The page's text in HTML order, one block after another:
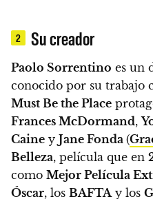
2 Su creador
Paolo Sorrentino es un
conocido por su trabajo
Must Be the Place
Frances McDormand,
Caine y Jane Fonda (
Belleza, película que en
como Mejor Película
Óscar, los BAFTAy los